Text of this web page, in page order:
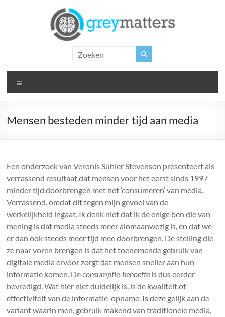
Matters
Insight.
Inspiration.
Mensen besteden minder tijd aan media
Een onderzoek van Veronis Suhler Stevenson presenteert als
verrassend resultaat dat mensen voor het eerst sinds 1997
minder tijd doorbrengen met het ‘consumeren’ van media.
Verrassend, omdat dit tegen mijn gevoel van de
werkelijkheid ingaat. Ik denk niet dat ik de enige ben die van
mening is dat media steeds meer alomaanwezig is, en dat we
er dan ook steeds meer tijd mee doorbrengen. De stelling die
ze naar voren brengen is dat het toenemende gebruik van
digitale media ervoor zorgt dat mensen sneller aan hun
informatie komen. Deconsumptie-behoefte is dus eerder
bevredigd. Wat hier niet duidelijk is, is de kwaliteit of
effectiviteit van de informatie-opname. Is deze gelijk aan de
variant waarin men, gebruik makend van traditionele media,